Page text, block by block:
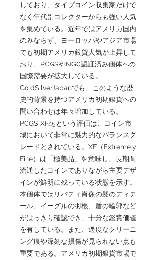
しており、タイプコイン収集家だけで
なく年代別コレクターからも強い人気
を集めている。近年ではアメリカ国内
のみならず、ヨーロッパやアジア市場
でも初期アメリカ銀貨人気が上昇して
おり、PCGSやNGC認証済み個体への
国際需要が拡大している。
GoldSilverJapanでも、このような歴
史的背景を持つアメリカ初期銀貨への
問い合わせは年々増加している。
PCGS XF45という評価は、コイン市
場において非常に魅力的なバランスグ
レードとされている。XF（Extremely
Fine）は「極美品」を意味し、長期間
流通したコインでありながら主要デザ
インが鮮明に残っている状態を示す。
本個体ではリバティ肖像の髪のディテ
ール、イーグルの羽根、盾の輪郭など
がはっきり確認でき、十分な鑑賞価値
を有している。また、過度なクリーニ
ング痕や深刻な損傷が見られない点も
重要である。アメリカ初期銀貨市場で